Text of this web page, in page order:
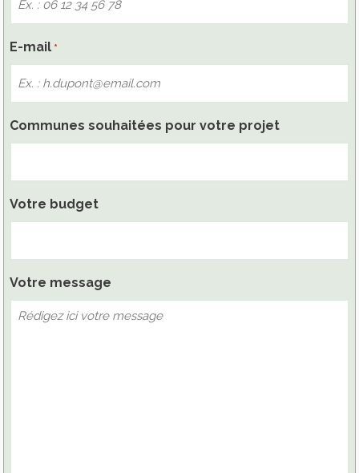
E-mail *
Communes souhaitées pour votre projet
Votre budget
Votre message